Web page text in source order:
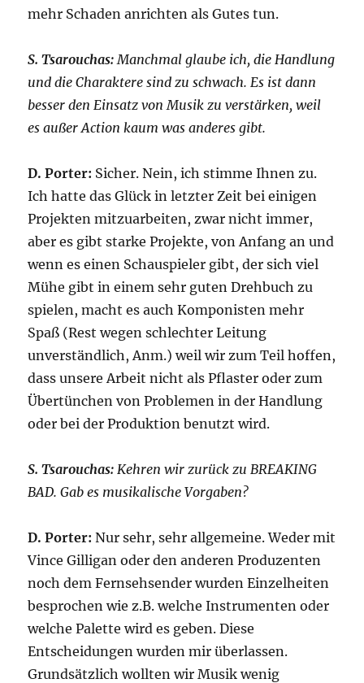
mehr Schaden anrichten als Gutes tun.
S. Tsarouchas: Manchmal glaube ich, die Handlung
und die Charaktere sind zu schwach. Es ist dann
besser den Einsatz von Musik zu verstärken, weil
es außer Action kaum was anderes gibt.
D. Porter: Sicher. Nein, ich stimme Ihnen zu.
Ich hatte das Glück in letzter Zeit bei einigen
Projekten mitzuarbeiten, zwar nicht immer,
aber es gibt starke Projekte, von Anfang an und
wenn es einen Schauspieler gibt, der sich viel
Mühe gibt in einem sehr guten Drehbuch zu
spielen, macht es auch Komponisten mehr
Spaß (Rest wegen schlechter Leitung
unverständlich, Anm.) weil wir zum Teil hoffen,
dass unsere Arbeit nicht als Pflaster oder zum
Übertünchen von Problemen in der Handlung
oder bei der Produktion benutzt wird.
S. Tsarouchas: Kehren wir zurück zu BREAKING
BAD. Gab es musikalische Vorgaben?
D. Porter: Nur sehr, sehr allgemeine. Weder mit
Vince Gilligan oder den anderen Produzenten
noch dem Fernsehsender wurden Einzelheiten
besprochen wie z.B. welche Instrumenten oder
welche Palette wird es geben. Diese
Entscheidungen wurden mir überlassen.
Grundsätzlich wollten wir Musik wenig